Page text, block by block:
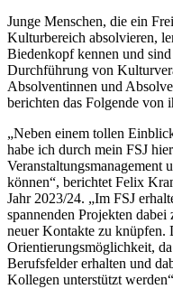
Junge Menschen, die ein
Kulturbereich absolvieren,
Biedenkopf kennen und
Durchführung von
Absolventinnen und
berichten das Folgende von
„Neben einem tollen
habe ich durch mein FSJ
Veranstaltungsmanagement
können“, berichtet Felix
Jahr 2023/24. „Im FSJ
spannenden Projekten
neuer Kontakte zu knüpfen.
Orientierungsmöglichkeit,
Berufsfelder erhalten und
Kollegen unterstützt